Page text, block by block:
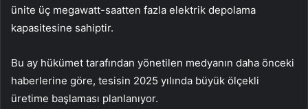
ünite üç megawatt-saatten fazla elektrik depolama
kapasitesine sahiptir.
Bu ay hükümet tarafından yönetilen medyanın daha önceki
haberlerine göre, tesisin 2025 yılında büyük ölçekli
üretime başlaması planlanıyor.